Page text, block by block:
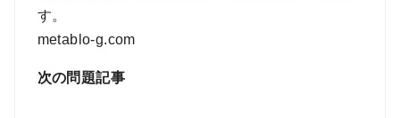
す。
metablo-g.com
次の問題記事